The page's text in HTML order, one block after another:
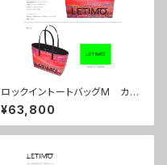
ロックイントートバッグM カラ
ー/シティーサンセット ■配送
まで約１か月
¥63,800